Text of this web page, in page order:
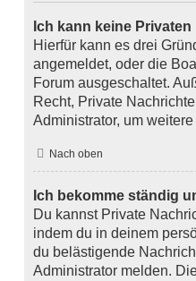
Ich kann keine
Hierfür kann es drei
angemeldet, oder die
Forum ausgeschaltet.
Recht, Private
Administrator, um
Nach oben
Ich bekomme ständig
Du kannst Private
indem du in deinem
du belästigende
Administrator melden.